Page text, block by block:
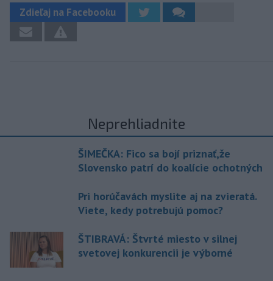
Zdieľaj na Facebooku
Neprehliadnite
ŠIMEČKA: Fico sa bojí priznať,že
Slovensko patrí do koalície ochotných
Pri horúčavách myslite aj na zvieratá.
Viete, kedy potrebujú pomoc?
ŠTIBRAVÁ: Štvrté miesto v silnej
svetovej konkurencii je výborné